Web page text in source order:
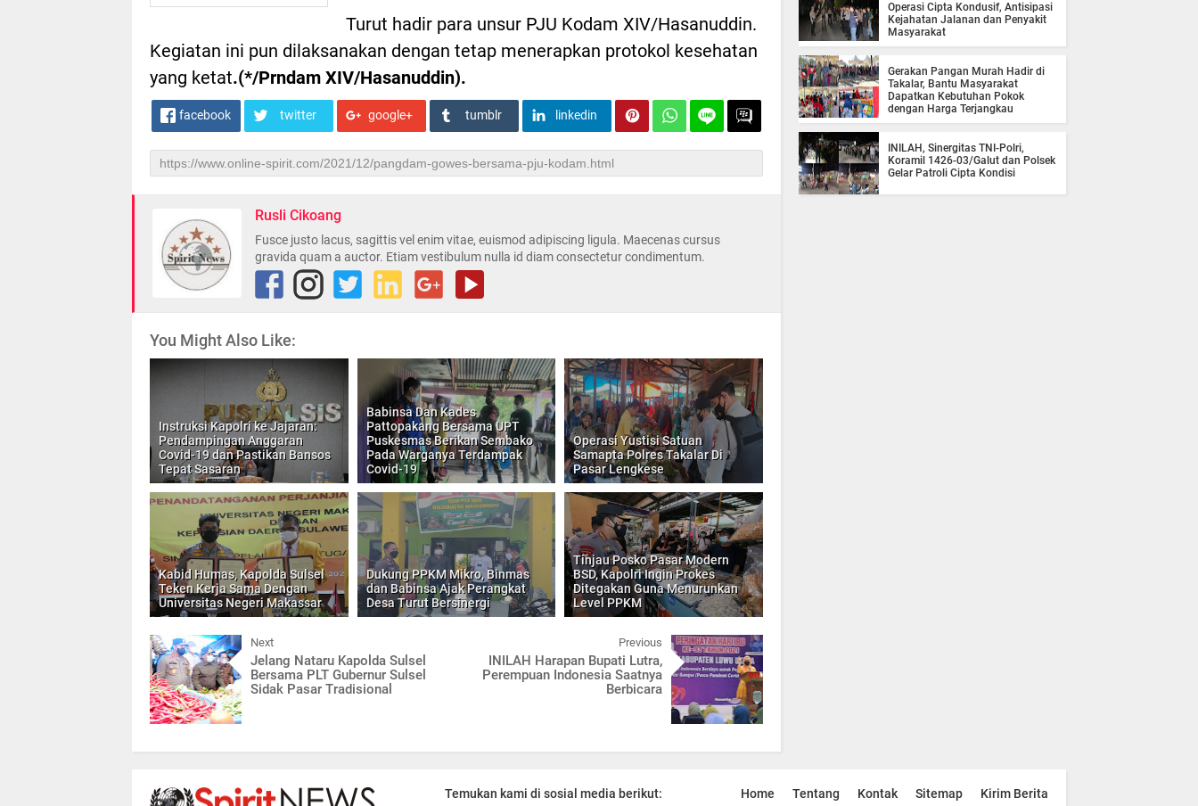
Turut hadir para unsur PJU Kodam XIV/Hasanuddin.
Kegiatan ini pun dilaksanakan dengan tetap menerapkan protokol kesehatan
yang ketat.(*/Prndam XIV/Hasanuddin).
facebook twitter google+ tumblr linkedin
Rusli Cikoang
Fusce justo lacus, sagittis vel enim vitae, euismod adipiscing ligula. Maecenas cursus
gravida quam a auctor. Etiam vestibulum nulla id diam consectetur condimentum.
You Might Also Like:
Instruksi Kapolri ke Jajaran:
Pendampingan Anggaran
Covid-19 dan Pastikan Bansos
Tepat Sasaran
Babinsa Dan Kades
Pattopakang Bersama UPT
Puskesmas Berikan Sembako
Pada Warganya Terdampak
Covid-19
Operasi Yustisi Satuan
Samapta Polres Takalar Di
Pasar Lengkese
Kabid Humas, Kapolda Sulsel
Teken Kerja Sama Dengan
Universitas Negeri Makassar
Dukung PPKM Mikro, Binmas
dan Babinsa Ajak Perangkat
Desa Turut Bersinergi
Tinjau Posko Pasar Modern
BSD, Kapolri Ingin Prokes
Ditegakan Guna Menurunkan
Level PPKM
Next
Jelang Nataru Kapolda Sulsel
Bersama PLT Gubernur Sulsel
Sidak Pasar Tradisional
Previous
INILAH Harapan Bupati Lutra,
Perempuan Indonesia Saatnya
Berbicara
Operasi Cipta Kondusif, Antisipasi
Kejahatan Jalanan dan Penyakit
Masyarakat
Gerakan Pangan Murah Hadir di
Takalar, Bantu Masyarakat
Dapatkan Kebutuhan Pokok
dengan Harga Terjangkau
INILAH, Sinergitas TNI-Polri,
Koramil 1426-03/Galut dan Polsek
Gelar Patroli Cipta Kondisi
Temukan kami di sosial media berikut: Home Tentang Kontak Sitemap Kirim Berita